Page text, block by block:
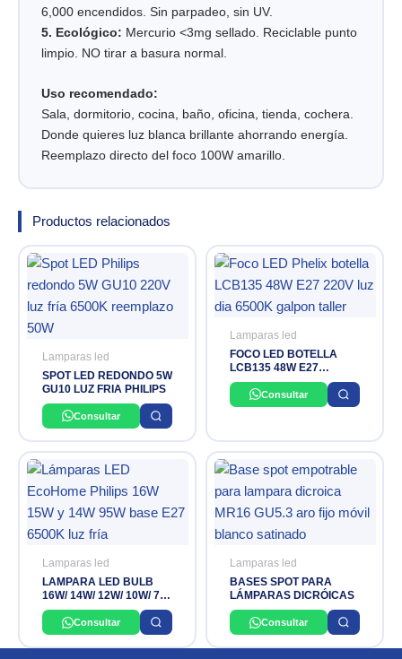
6,000 encendidos. Sin parpadeo, sin UV.
5. Ecológico: Mercurio <3mg sellado. Reciclable punto
limpio. NO tirar a basura normal.
Uso recomendado:
Sala, dormitorio, cocina, baño, oficina, tienda, cochera.
Donde quieres luz blanca brillante ahorrando energía.
Reemplazo directo del foco 100W amarillo.
Productos relacionados
Lamparas led
SPOT LED REDONDO 5W
GU10 LUZ FRIA PHILIPS
Consultar
Lamparas led
FOCO LED BOTELLA
LCB135 48W E27
AC220V LUZ DIA PHELIX
Consultar
Lamparas led
LAMPARA LED BULB
16W/ 14W/ 12W/ 10W/ 7W
6500K 220-240V E27
ECOHOME PHILIPS
Consultar
Lamparas led
BASES SPOT PARA
LÁMPARAS DICRÓICAS
Consultar